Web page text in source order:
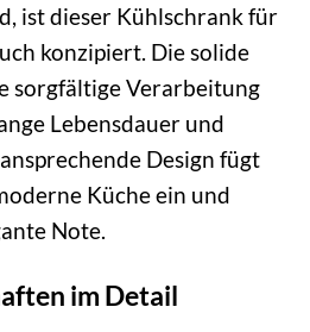
ist dieser Kühlschrank für
konzipiert. Die solide
sorgfältige Verarbeitung
Lebensdauer und
Design fügt
Küche ein und
Note.
im Detail